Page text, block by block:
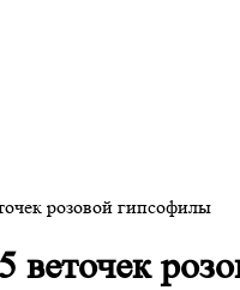
розовой гипсофилы
веточек